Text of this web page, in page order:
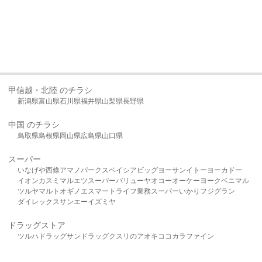
甲信越・北陸 のチラシ
新潟県富山県石川県福井県山梨県長野県
中国 のチラシ
鳥取県島根県岡山県広島県山口県
スーパー
いなげや西條アマノパークスベイシア ビッグヨーサンイトーヨーカドー
イオンカスミ マルエツスーパーバリューヤオコーオーケー ヨークベニマル
ツルヤマルト オギノ エスマート ライフ業務スーパーいかり フジグラン
ダイレックスサンエーイズミヤ
ドラッグストア
ツルハドラッグサンドラッグクスリのアオキ ココカラファイン